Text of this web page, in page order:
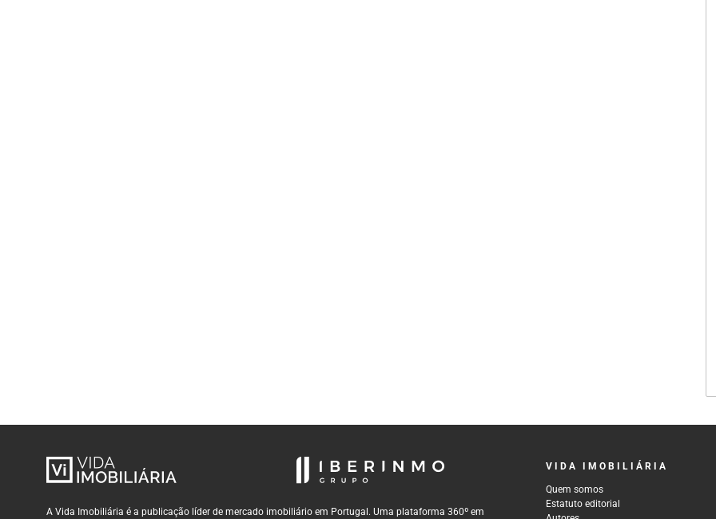
A Vida Imobiliária é a publicação líder de mercado imobiliário em Portugal. Uma plataforma 360º em
VIDA IMOBILIÁRIA
Quem somos
Estatuto editorial